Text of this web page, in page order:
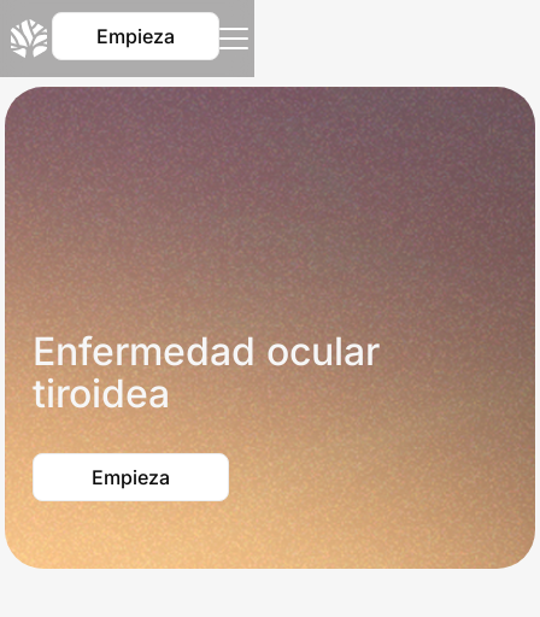
Empieza
Enfermedad ocular
tiroidea
Empieza